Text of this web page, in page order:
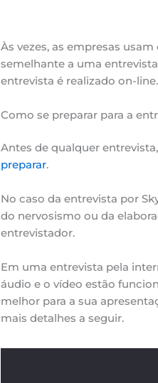
Às vezes, as empresas
semelhante a uma
entrevista é realizado on-line.
Como se preparar para a
Antes de qualquer
preparar.
No caso da entrevista por
do nervosismo ou da
entrevistador.
Em uma entrevista pela
áudio e o vídeo estão
melhor para a sua
mais detalhes a seguir.